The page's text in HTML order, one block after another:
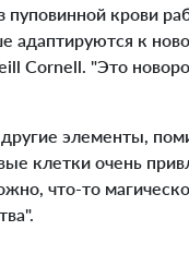
пуповинной крови
адаптируются к
Cornell. "Это
элементы,
клетки очень
что-то